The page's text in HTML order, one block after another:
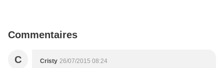
Commentaires
C Cristy 26/07/2015 08:24